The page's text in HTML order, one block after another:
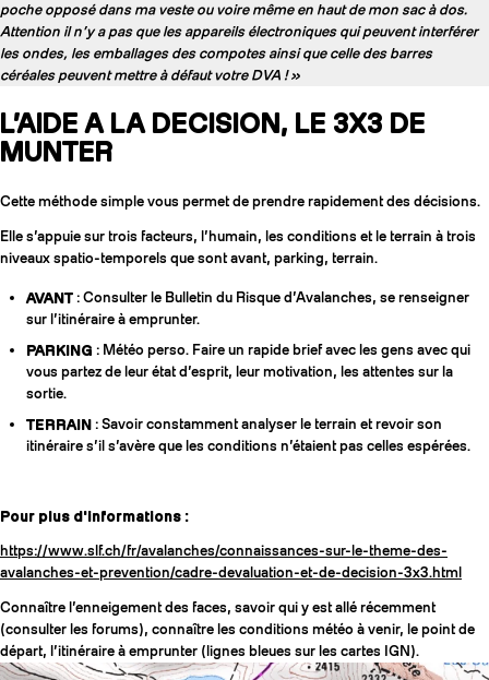
poche opposé dans ma veste ou voire même en haut de mon sac à dos.
Attention il n’y a pas que les appareils électroniques qui peuvent interférer
les ondes, les emballages des compotes ainsi que celle des barres
céréales peuvent mettre à défaut votre DVA ! »
L’AIDE A LA DECISION, LE 3X3 DE
MUNTER
Cette méthode simple vous permet de prendre rapidement des décisions.
Elle s’appuie sur trois facteurs, l’humain, les conditions et le terrain à trois
niveaux spatio-temporels que sont avant, parking, terrain.
AVANT : Consulter le Bulletin du Risque d’Avalanches, se renseigner
sur l’itinéraire à emprunter.
PARKING : Météo perso. Faire un rapide brief avec les gens avec qui
vous partez de leur état d’esprit, leur motivation, les attentes sur la
sortie.
TERRAIN : Savoir constamment analyser le terrain et revoir son
itinéraire s’il s’avère que les conditions n’étaient pas celles espérées.
Pour plus d'informations :
https://www.slf.ch/fr/avalanches/connaissances-sur-le-theme-des-
avalanches-et-prevention/cadre-devaluation-et-de-decision-3x3.html
Connaître l’enneigement des faces, savoir qui y est allé récemment
(consulter les forums), connaître les conditions météo à venir, le point de
départ, l’itinéraire à emprunter (lignes bleues sur les cartes IGN).